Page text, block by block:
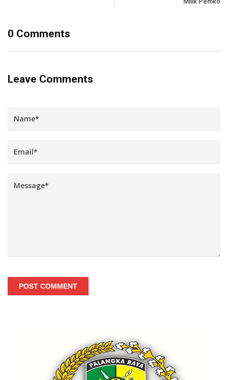
0 Comments
Leave Comments
POST COMMENT